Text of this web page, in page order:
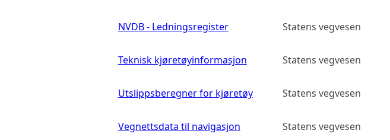
NVDB - Ledningsregister Statens vegvesen
Teknisk kjøretøyinformasjon Statens vegvesen
Utslippsberegner for kjøretøy Statens vegvesen
Vegnettsdata til navigasjon Statens vegvesen